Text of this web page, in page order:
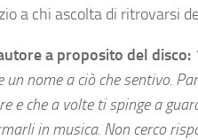
a chi ascolta di ritrovarsi
a proposito del disco:
un nome a ciò che sentivo.
e che a volte ti spinge a
in musica. Non cerco